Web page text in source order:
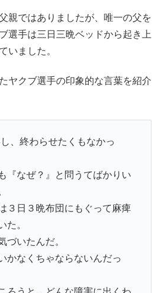
親ではありましたが、唯一の父を
選手は三日三晩ベッドから起き上
いました。
ヤクブ選手の印象的な言葉を紹介
、終わらせたくもなかっ
『なぜ？』と問うてばかりい
３日３晩布団にもぐって麻痺
た。
づいたんだ。
かなくちゃならないんだっ